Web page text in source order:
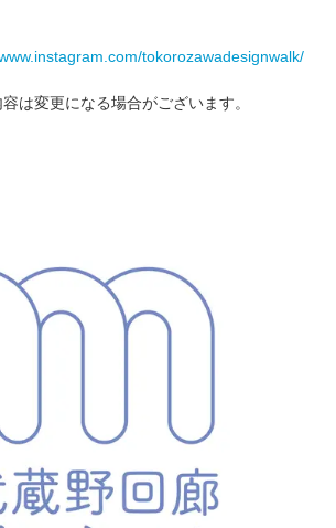
tokorozawadesignwalk/
は変更になる場合がございます。